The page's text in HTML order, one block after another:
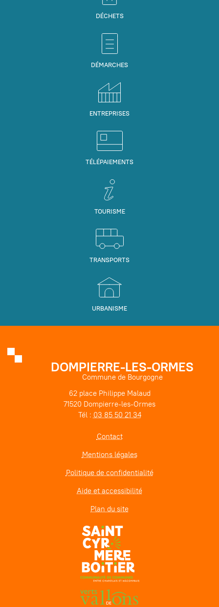
DÉCHETS
DÉMARCHES
ENTREPRISES
TÉLÉPAIEMENTS
TOURISME
TRANSPORTS
URBANISME
DOMPIERRE-LES-ORMES
Commune de Bourgogne
62 place Philippe Malaud
71520 Dompierre-les-Ormes
Tél : 03 85 50 21 34
Contact
Mentions légales
Politique de confidentialité
Aide et accessibilité
Plan du site